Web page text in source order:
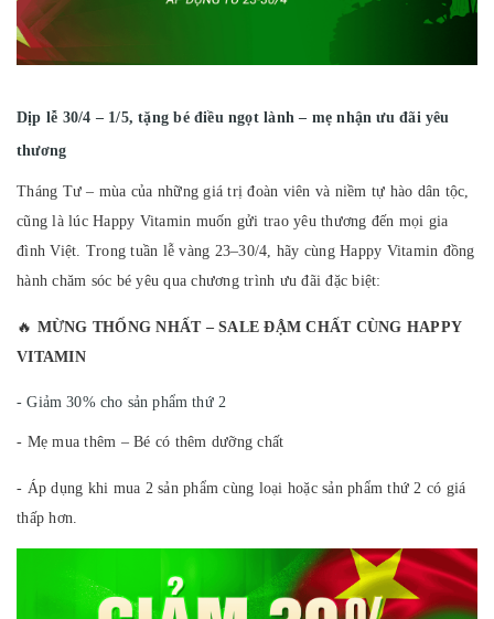
Dịp lễ 30/4 – 1/5, tặng bé điều ngọt lành – mẹ nhận ưu đãi yêu
thương
Tháng Tư – mùa của những giá trị đoàn viên và niềm tự hào dân tộc,
cũng là lúc Happy Vitamin muốn gửi trao yêu thương đến mọi gia
đình Việt. Trong tuần lễ vàng 23–30/4, hãy cùng Happy Vitamin đồng
hành chăm sóc bé yêu qua chương trình ưu đãi đặc biệt:
🔥 MỪNG THỐNG NHẤT – SALE ĐẬM CHẤT CÙNG HAPPY
VITAMIN
- Giảm 30% cho sản phẩm thứ 2
- Mẹ mua thêm – Bé có thêm dưỡng chất
- Áp dụng khi mua 2 sản phẩm cùng loại hoặc sản phẩm thứ 2 có giá
thấp hơn.